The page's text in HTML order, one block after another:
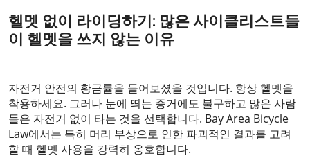
헬멧 없이 라이딩하기: 많은 사이클리스트들
이 헬멧을 쓰지 않는 이유
자전거 안전의 황금률을 들어보셨을 것입니다. 항상 헬멧을
착용하세요. 그러나 눈에 띄는 증거에도 불구하고 많은 사람
들은 자전거 없이 타는 것을 선택합니다. Bay Area Bicycle
Law에서는 특히 머리 부상으로 인한 파괴적인 결과를 고려
할 때 헬멧 사용을 강력히 옹호합니다.